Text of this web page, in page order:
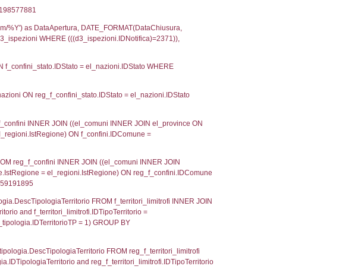
`userlevelpermissions` WHERE `userlevelid` IN (-2),
el_prov.citta AS provincia, DATE(n.DataInvioNotifica) as
i ON i.CodiceUnivoco = n.CodiceUnivoco LEFT JOIN
= el_com.IstComune LEFT JOIN el_province AS
el_province.citta as ProvinciaST, el_regioni.Regione
as RegioneSL FROM (((((a1_stabilimento LEFT
= el_province.IstProvincia) LEFT JOIN
ON a1_stabilimento.IstComuneSL =
LEFT JOIN el_regioni AS el_regioni_1 ON
a2rp INNER JOIN a2_personale a2p ON